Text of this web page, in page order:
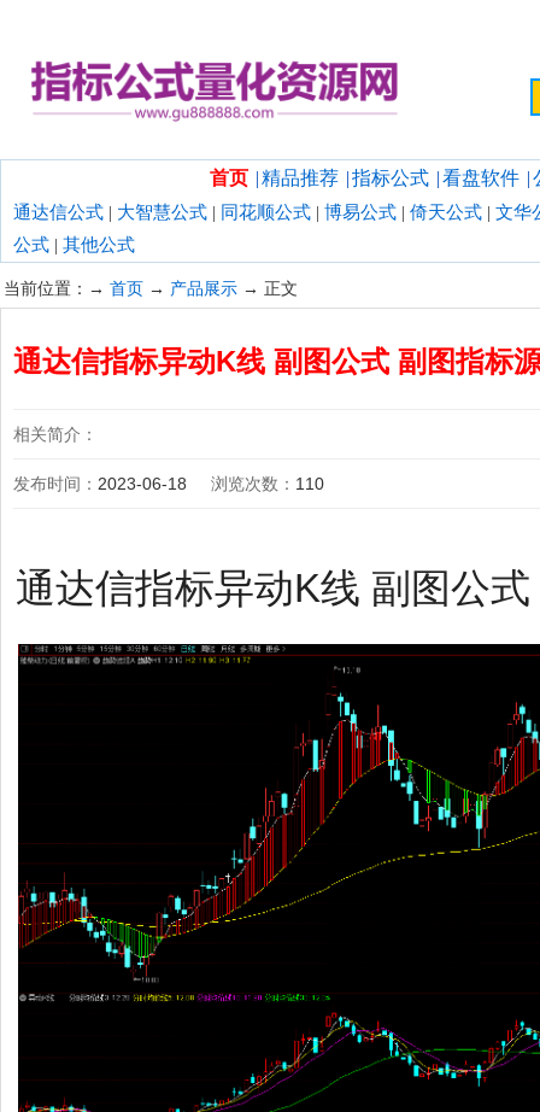
首页 | 精品推荐 | 指标公式 | 看盘软件 |
通达信公式 | 大智慧公式 | 同花顺公式 | 博易公式 | 倚天公式 | 文华
公式 | 其他公式
当前位置：→ 首页 → 产品展示 → 正文
通达信指标异动K线 副图公式 副图指标
相关简介：
发布时间： 2023-06-18 浏览次数： 110
通达信指标异动K线 副图公